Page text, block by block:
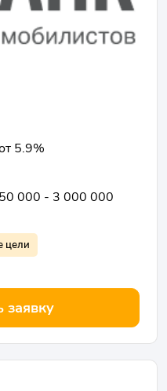
5.9%
50 000 - 3 000 000
цели
заявку